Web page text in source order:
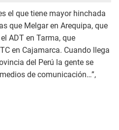
el que tiene mayor hinchada
que Melgar en Arequipa, que
ADT en Tarma, que
en Cajamarca. Cuando llega
del Perú la gente se
de comunicación…”,